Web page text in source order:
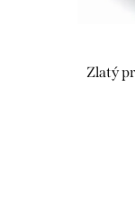
Zlatý